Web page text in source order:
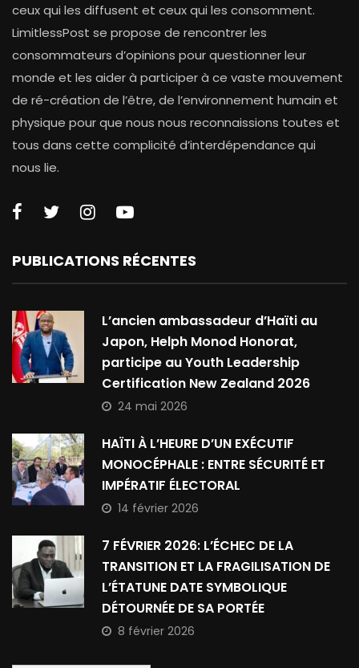
ceux qui les diffusent et ceux qui les consomment.
LimitlessPost se propose de rencontrer les
consommateurs d’opinions pour questionner leur
monde et les aider à participer à ce vaste mouvement
de ré-création de l’être, de l’environnement humain et
physique pour que nous nous reconnaissions toutes et
tous dans cette complicité d’interdépendance qui
nous lie.
PUBLICATIONS RÉCENTES
L’ancien ambassadeur d’Haïti au
Japon, Helph Monod Honorat,
participe au Youth Leadership
Certification New Zealand 2026
24 mai 2026
HAÏTI À L’HEURE D’UN EXÉCUTIF
MONOCÉPHALE : ENTRE SÉCURITÉ ET
IMPÉRATIF ÉLECTORAL
14 février 2026
7 FÉVRIER 2026: L’ÉCHEC DE LA
TRANSITION ET LA FRAGILISATION DE
L’ÉTATUNE DATE SYMBOLIQUE
DÉTOURNÉE DE SA PORTÉE
8 février 2026